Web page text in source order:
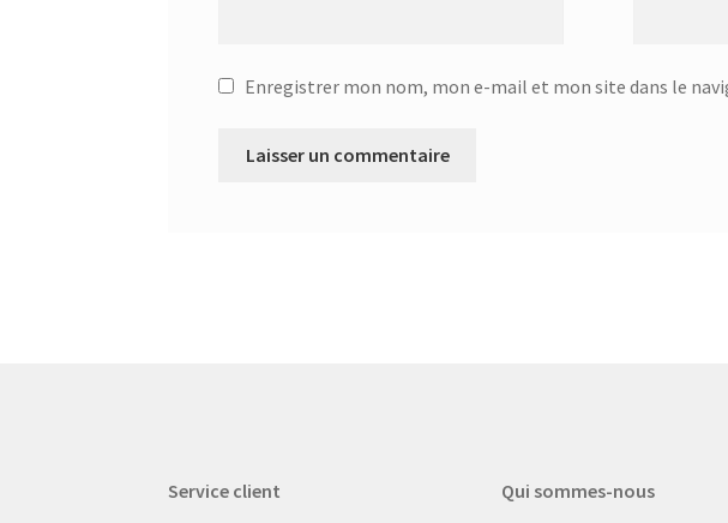
Enregistrer mon nom, mon e-mail et mon site dans le
Service client Qui sommes-nous